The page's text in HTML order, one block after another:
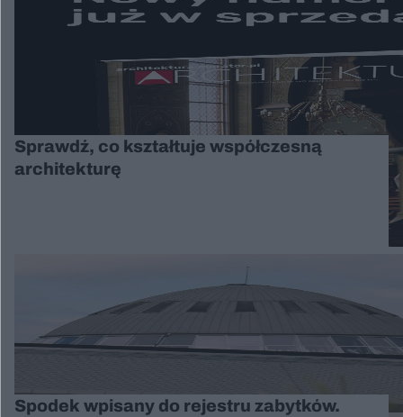
Sprawdź, co kształtuje współczesną
architekturę
Spodek wpisany do rejestru zabytków.